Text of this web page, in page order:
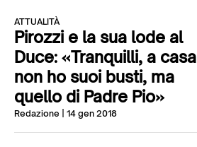
ATTUALITÀ
Pirozzi e la sua lode al
Duce: «Tranquilli, a casa
non ho suoi busti, ma
quello di Padre Pio»
Redazione | 14 gen 2018